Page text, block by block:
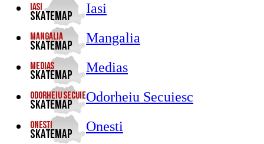
Iasi
Mangalia
Medias
Odorheiu Secuiesc
Onesti